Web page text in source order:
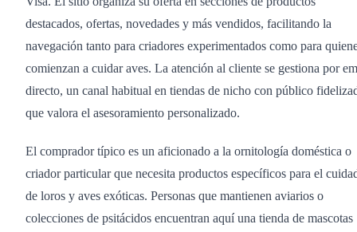
destacados, ofertas, novedades y más vendidos, facilitando la
navegación tanto para criadores experimentados como para
comienzan a cuidar aves. La atención al cliente se gestiona por
directo, un canal habitual en tiendas de nicho con público
que valora el asesoramiento personalizado.
El comprador típico es un aficionado a la ornitología doméstica o
criador particular que necesita productos específicos para el
de loros y aves exóticas. Personas que mantienen aviarios o
colecciones de psitácidos encuentran aquí una tienda de mascotas